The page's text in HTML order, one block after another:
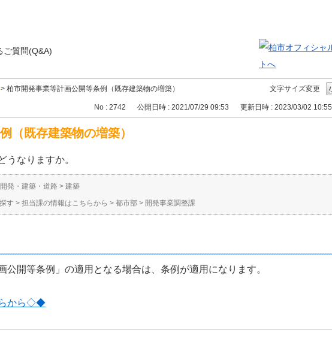
文字サイズ変更
> 柏市開発事業等計画公開等条例（既存建築物の増築）
No : 2742 公開日時 : 2021/07/29 09:53 更新日時 : 2023/03/02 10:55
（既存建築物の増築）
うなりますか。
開発・建築・道路 > 建築
す > 担当課の情報はこちらから > 都市部 > 開発事業調整課
開等条例」の適用となる場合は、条例が適用になります。
から◇◆